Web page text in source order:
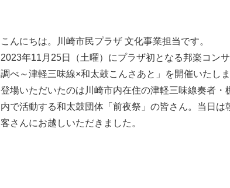
こんにちは。川崎市民プラザ 文化事業担当です。
2023年11月25日（土曜）にプラザ初となる邦楽コン
調べ～津軽三味線×和太鼓こんさあと」を開催いたしま
登場いただいたのは川崎市内在住の津軽三味線奏者・
内で活動する和太鼓団体「前夜祭」の皆さん。当日は
客さんにお越しいただきました。